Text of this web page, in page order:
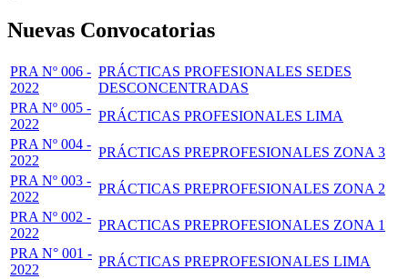
Nuevas Convocatorias
PRA Nº 006 -
2022
PRÁCTICAS PROFESIONALES SEDES
DESCONCENTRADAS
PRA Nº 005 -
2022
PRÁCTICAS PROFESIONALES LIMA
PRA Nº 004 -
2022
PRÁCTICAS PREPROFESIONALES ZONA 3
PRA Nº 003 -
2022
PRÁCTICAS PREPROFESIONALES ZONA 2
PRA Nº 002 -
2022
PRACTICAS PREPROFESIONALES ZONA 1
PRA N° 001 -
2022
PRÁCTICAS PREPROFESIONALES LIMA